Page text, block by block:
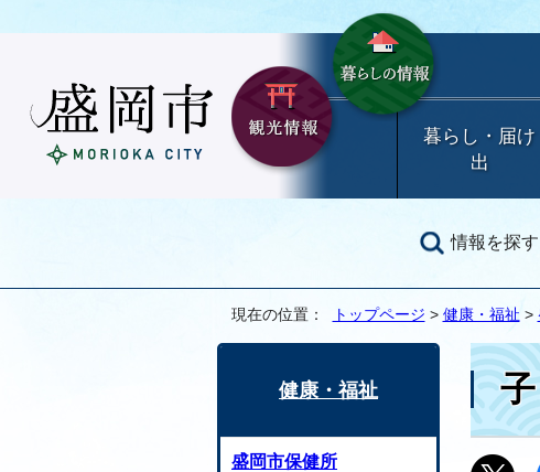
暮らし・届け
出
情報を探す
現在の位置： トップページ > 健康・福祉 >
健康・福祉
盛岡市保健所